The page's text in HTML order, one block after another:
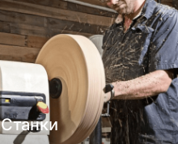
Станки